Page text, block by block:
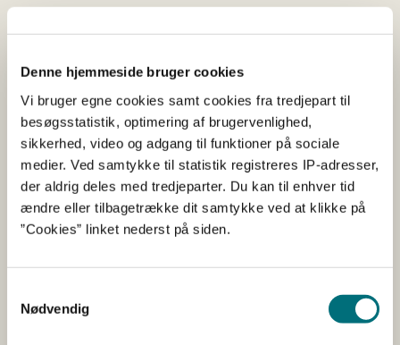
Denne hjemmeside bruger cookies
Vi bruger egne cookies samt cookies fra tredjepart til
besøgsstatistik, optimering af brugervenlighed,
sikkerhed, video og adgang til funktioner på sociale
medier. Ved samtykke til statistik registreres IP-adresser,
der aldrig deles med tredjeparter. Du kan til enhver tid
ændre eller tilbagetrække dit samtykke ved at klikke på
”Cookies” linket nederst på siden.
Nødvendig
Læs mere
Ordningerne pleje af græs- og naturarealer og
økologisk arealtilskud er en del af det danske
landdistriktsprogram og er medfinansieret af Den
Europæiske Landbrugsfond for Udvikling af
Landdistrikterne.